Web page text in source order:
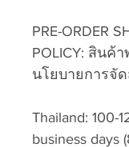
PRE-ORDER
POLICY: สินค้
นโยบายการจัด
Thailand: 100-
business days